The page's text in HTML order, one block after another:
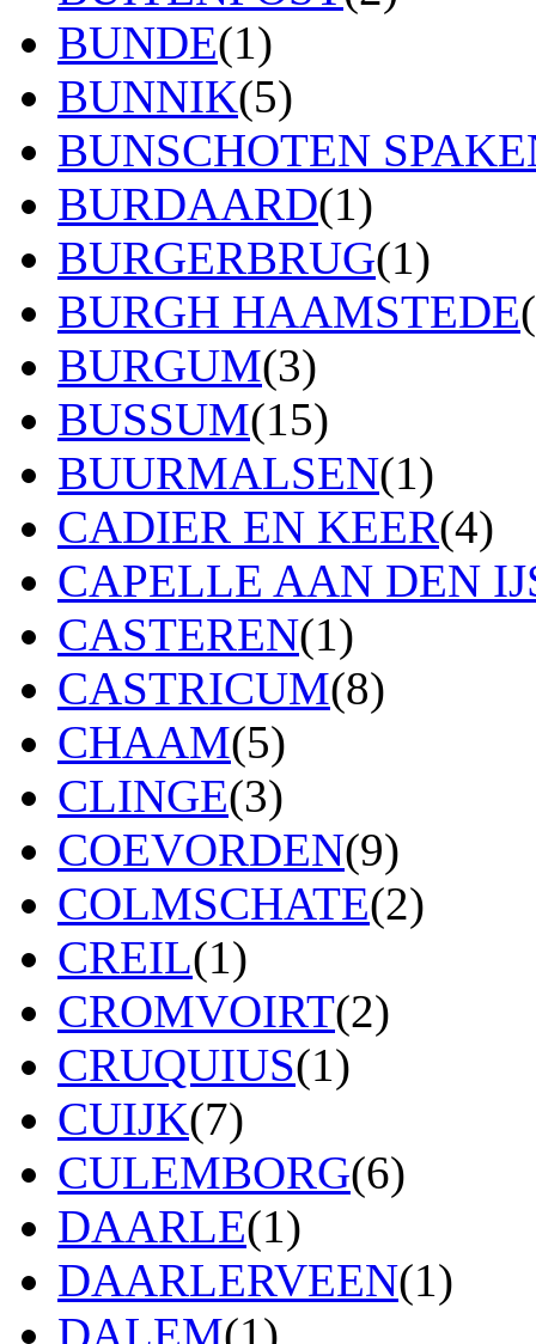
BUNDE(1)
BUNNIK(5)
BUNSCHOTEN
BURDAARD(1)
BURGERBRUG(1)
BURGH HAAMSTEDE
BURGUM(3)
BUSSUM(15)
BUURMALSEN(1)
CADIER EN KEER(4)
CAPELLE AAN DEN
CASTEREN(1)
CASTRICUM(8)
CHAAM(5)
CLINGE(3)
COEVORDEN(9)
COLMSCHATE(2)
CREIL(1)
CROMVOIRT(2)
CRUQUIUS(1)
CUIJK(7)
CULEMBORG(6)
DAARLE(1)
DAARLERVEEN(1)
DALEM(1)